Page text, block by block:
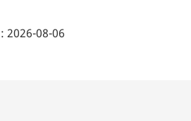
2026-08-06